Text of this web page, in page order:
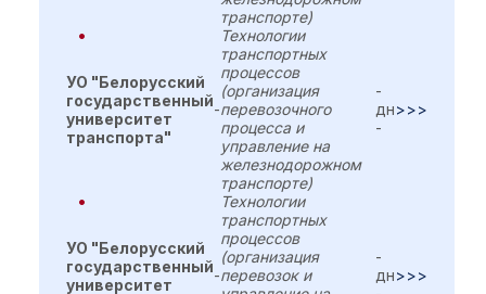
транспорте)
УО "Белорусский
государственный
университет
транспорта"
-
Технологии
транспортных
процессов
(организация
перевозочного
процесса и
управление на
железнодорожном
транспорте)
-
дн
-
>>>
УО "Белорусский
государственный
университет
-
Технологии
транспортных
процессов
(организация
перевозок и
-
дн>>>